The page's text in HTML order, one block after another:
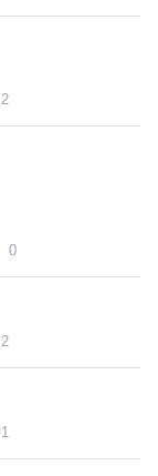
2
0
2
1